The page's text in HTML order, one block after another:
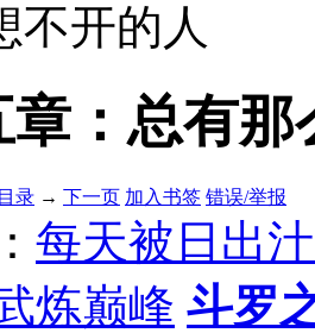
不开的人
：总有
录 → 下一页 加入书签 错误/举报
每天被日出
炼巅峰 斗罗